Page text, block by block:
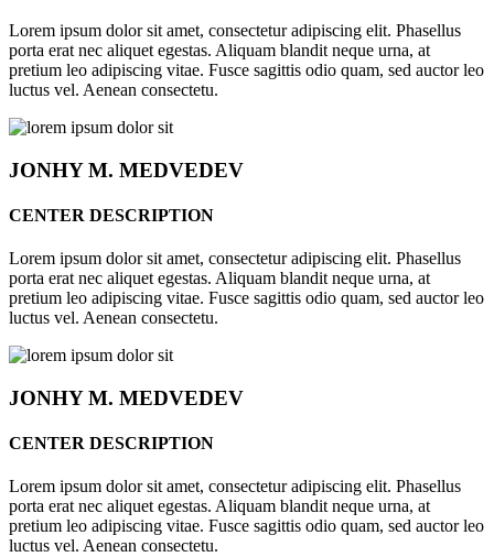
Lorem ipsum dolor sit amet, consectetur adipiscing elit. Phasellus
porta erat nec aliquet egestas. Aliquam blandit neque urna, at
pretium leo adipiscing vitae. Fusce sagittis odio quam, sed auctor leo
luctus vel. Aenean consectetu.
JONHYM. MEDVEDEV
CENTER DESCRIPTION
Lorem ipsum dolor sit amet, consectetur adipiscing elit. Phasellus
porta erat nec aliquet egestas. Aliquam blandit neque urna, at
pretium leo adipiscing vitae. Fusce sagittis odio quam, sed auctor leo
luctus vel. Aenean consectetu.
JONHYM. MEDVEDEV
CENTER DESCRIPTION
Lorem ipsum dolor sit amet, consectetur adipiscing elit. Phasellus
porta erat nec aliquet egestas. Aliquam blandit neque urna, at
pretium leo adipiscing vitae. Fusce sagittis odio quam, sed auctor leo
luctus vel. Aenean consectetu.